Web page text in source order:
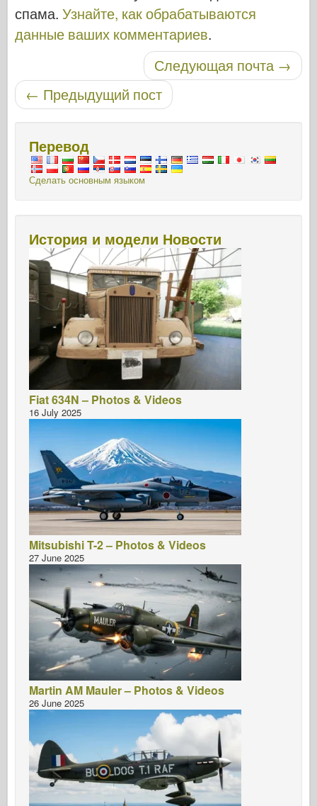
спама. Узнайте, как обрабатываются
данные ваших комментариев.
Навигация по записямСледующая почта →
← Предыдущий пост
Перевод
Сделать основным языком
История и модели Новости
Fiat 634N – Photos & Videos
16 July 2025
Mitsubishi T-2 – Photos & Videos
27 June 2025
Martin AM Mauler – Photos & Videos
26 June 2025